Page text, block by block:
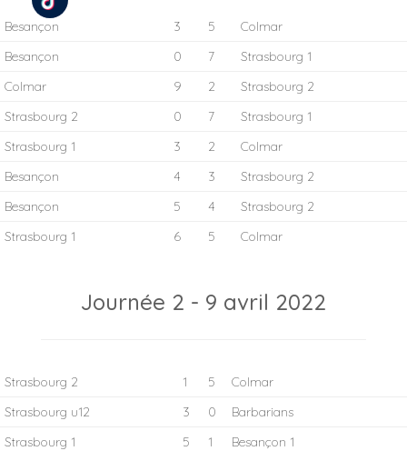
Besançon 3 5
Colmar
Besançon
0 7
Strasbourg 1
Colmar
9 2
Strasbourg 2
Strasbourg 2
0 7
Strasbourg 1
Strasbourg 1
3 2
Colmar
Besançon
4 3
Strasbourg 2
Besançon
5 4
Strasbourg 2
Strasbourg 1
6 5 Colmar
Journée 2 - 9 avril 2022
Strasbourg 2 1 5
Colmar
Strasbourg u12
3 0
Barbarians
Strasbourg 1
5 1
Besançon 1